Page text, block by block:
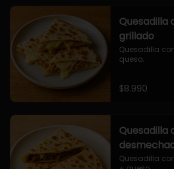
Quesadilla
grillado
Quesadilla
queso.
$8.990
Quesadilla
Quesadilla